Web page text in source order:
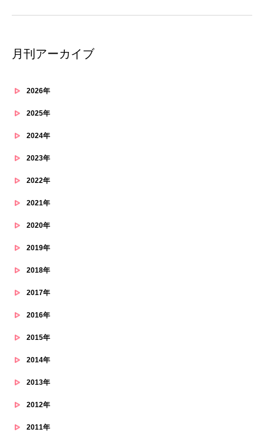
月刊アーカイブ
2026年
2025年
2024年
2023年
2022年
2021年
2020年
2019年
2018年
2017年
2016年
2015年
2014年
2013年
2012年
2011年